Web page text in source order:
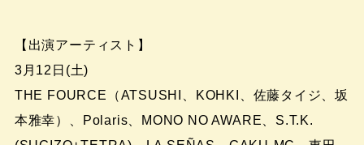
【出演アーティスト】
3月12日(土)
THE FOURCE（ATSUSHI、KOHKI、佐藤タイジ、坂
本雅幸）、Polaris、MONO NO AWARE、S.T.K.